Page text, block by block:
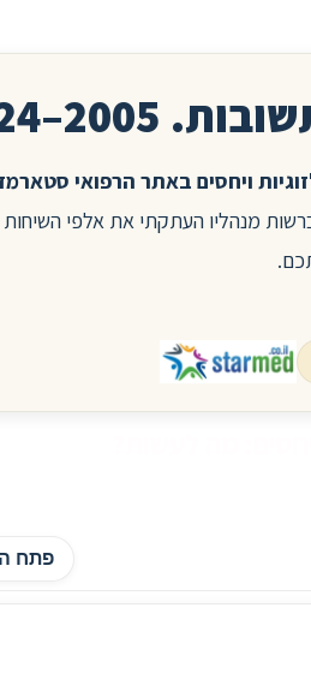
ברשות מנהליו העתקתי את אלפי
פתח